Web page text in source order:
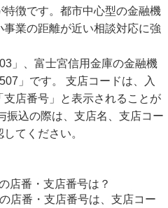
徴です。都市中心型の金融機
業の距離が近い相談対応に強
」、富士宮信用金庫の金融機
」です。 支店コードは、入
店番号」と表示されることが
振込の際は、支店名、支店コー
てください。
店番・支店番号は？
店番・支店番号は、支店コー